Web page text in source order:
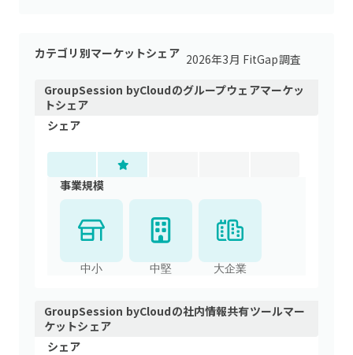
カテゴリ別マーケットシェア 2026年3月 FitGap調査
GroupSession byCloudのグループウェアマーケッ
トシェア
シェア
事業規模
中小 中堅 大企業
GroupSession byCloudの社内情報共有ツールマー
ケットシェア
シェア